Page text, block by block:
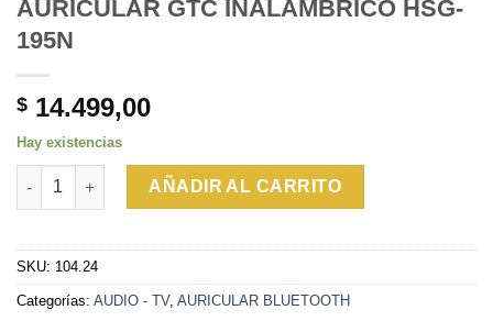
AURICULAR GTC INALAMBRICO HSG-
195N
$ 14.499,00
Hay existencias
AURICULAR GTC INALAMBRICO HSG-195N cantidad
AÑADIR AL CARRITO
SKU: 104.24
Categorías: AUDIO - TV, AURICULAR BLUETOOTH